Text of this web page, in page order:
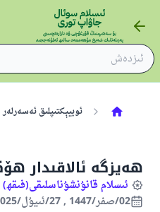
ئوبيېكتىپلىق ئەسەرلەر
ھەيزگە ئالاقىدار
ئىسلام
02/صفر/1447 , 27/ئىيۇل/2025